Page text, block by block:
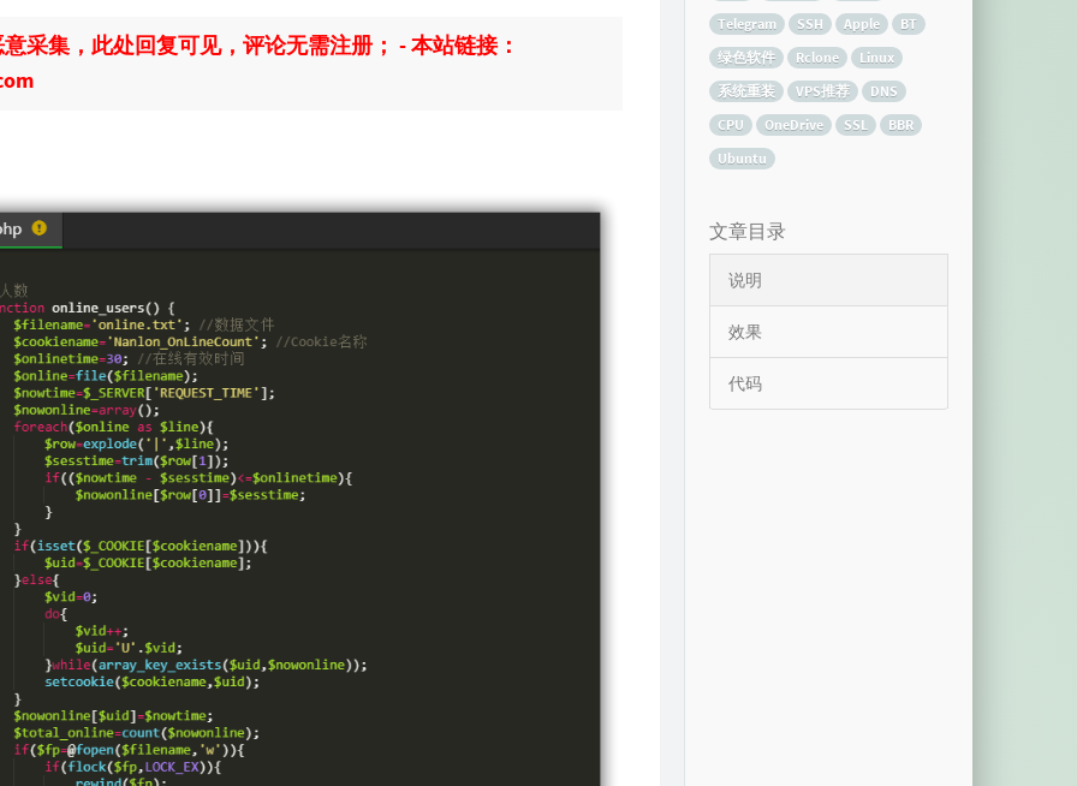
采集，此处回复可见，评论无需注册； - 本站链接：
Telegram
SSH Apple
BT
绿色软件
Rclone
Linux
系统重装
VPS推荐
DNS
CPU
OneDrive SSL
BBR
Ubuntu
文章目录
说明
效果
代码